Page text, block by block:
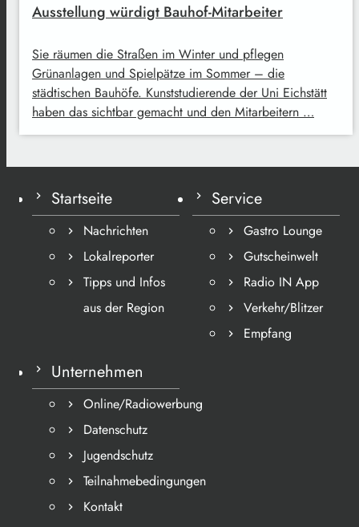
Ausstellung würdigt Bauhof-Mitarbeiter
Sie räumen die Straßen im Winter und pflegen
Grünanlagen und Spielpätze im Sommer – die
städtischen Bauhöfe. Kunststudierende der Uni Eichstätt
haben das sichtbar gemacht und den Mitarbeitern …
Startseite
Nachrichten
Lokalreporter
Tipps und Infos
aus der Region
Service
Gastro Lounge
Gutscheinwelt
Radio IN App
Verkehr/Blitzer
Empfang
Unternehmen
Online/Radiowerbung
Datenschutz
Jugendschutz
Teilnahmebedingungen
Kontakt